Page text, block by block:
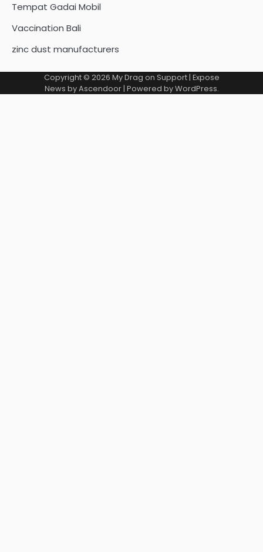
Tempat Gadai Mobil
Vaccination Bali
zinc dust manufacturers
Copyright © 2026 My Drag on Support| Expose
News byAscendoor| Powered byWordPress.